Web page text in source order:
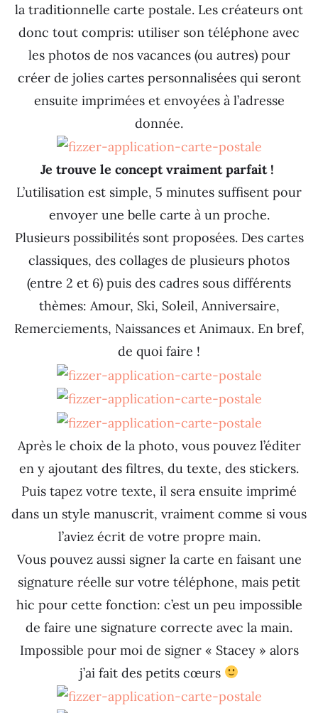
la traditionnelle carte postale. Les créateurs ont
donc tout compris: utiliser son téléphone avec
les photos de nos vacances (ou autres) pour
créer de jolies cartes personnalisées qui seront
ensuite imprimées et envoyées à l’adresse
donnée.
Je trouve le concept vraiment parfait !
L’utilisation est simple, 5 minutes suffisent pour
envoyer une belle carte à un proche.
Plusieurs possibilités sont proposées. Des cartes
classiques, des collages de plusieurs photos
(entre 2 et 6) puis des cadres sous différents
thèmes: Amour, Ski, Soleil, Anniversaire,
Remerciements, Naissances et Animaux. En bref,
de quoi faire !
Après le choix de la photo, vous pouvez l’éditer
en y ajoutant des filtres, du texte, des stickers.
Puis tapez votre texte, il sera ensuite imprimé
dans un style manuscrit, vraiment comme si vous
l’aviez écrit de votre propre main.
Vous pouvez aussi signer la carte en faisant une
signature réelle sur votre téléphone, mais petit
hic pour cette fonction: c’est un peu impossible
de faire une signature correcte avec la main.
Impossible pour moi de signer « Stacey » alors
j’ai fait des petits cœurs